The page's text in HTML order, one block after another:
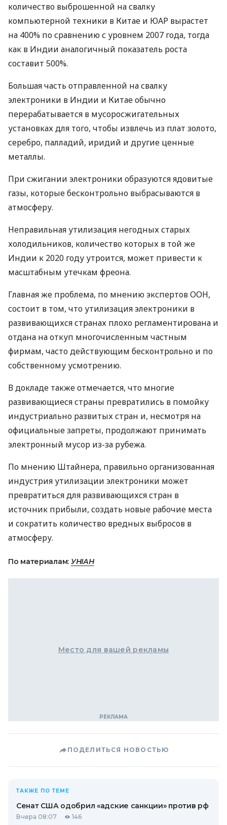
количество выброшенной на свалку
компьютерной техники в Китае и ЮАР вырастет
на 400% по сравнению с уровнем 2007 года, тогда
как в Индии аналогичный показатель роста
составит 500%.
Большая часть отправленной на свалку
электроники в Индии и Китае обычно
перерабатывается в мусоросжигательных
установках для того, чтобы извлечь из плат золото,
серебро, палладий, иридий и другие ценные
металлы.
При сжигании электроники образуются ядовитые
газы, которые бесконтрольно выбрасываются в
атмосферу.
Неправильная утилизация негодных старых
холодильников, количество которых в той же
Индии к 2020 году утроится, может привести к
масштабным утечкам фреона.
Главная же проблема, по мнению экспертов ООН,
состоит в том, что утилизация электроники в
развивающихся странах плохо регламентирована и
отдана на откуп многочисленным частным
фирмам, часто действующим бесконтрольно и по
собственному усмотрению.
В докладе также отмечается, что многие
развивающиеся страны превратились в помойку
индустриально развитых стран и, несмотря на
официальные запреты, продолжают принимать
электронный мусор из-за рубежа.
По мнению Штайнера, правильно организованная
индустрия утилизации электроники может
превратиться для развивающихся стран в
источник прибыли, создать новые рабочие места
и сократить количество вредных выбросов в
атмосферу.
По материалам: УНІАН
Место для вашей рекламы
ПОДЕЛИТЬСЯ НОВОСТЬЮ
ТАКЖЕ ПО ТЕМЕ
Сенат США одобрил «адские санкции» против рф
Вчера 08:07 146